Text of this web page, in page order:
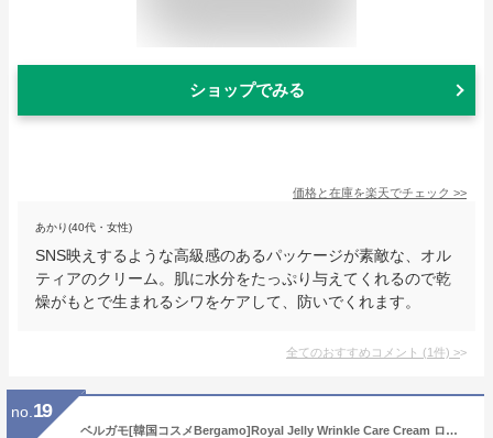
ショップでみる
価格と在庫を楽天でチェック >>
あかり(40代・女性)
SNS映えするような高級感のあるパッケージが素敵な、オル
ティアのクリーム。肌に水分をたっぷり与えてくれるので乾
燥がもとで生まれるシワをケアして、防いでくれます。
全てのおすすめコメント (1件) >
no. 19
ベルガモ[韓国コスメBergamo]Royal Jelly Wrinkle Care Cream ロイヤルゼリーリンクルケアクリーム50ml しわ管理 [並行輸入品]